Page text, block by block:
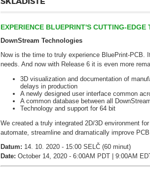
EXPERIENCE BLUEPRINT'S CUTTING-EDGE
DownStream Technologies
Now is the time to truly experience BluePrint-PCB.
needs. And now with Release 6 it is even more
3D visualization and documentation of
delays in production
A newly designed user interface common
A common database between all
Technology and support for 64 bit
We created a truly integrated 2D/3D environment
automate, streamline and dramatically improve
Datum: 14. 10. 2020 - 15:00 SELČ (60 minut)
Date: October 14, 2020 - 6:00AM PDT | 9:00AM